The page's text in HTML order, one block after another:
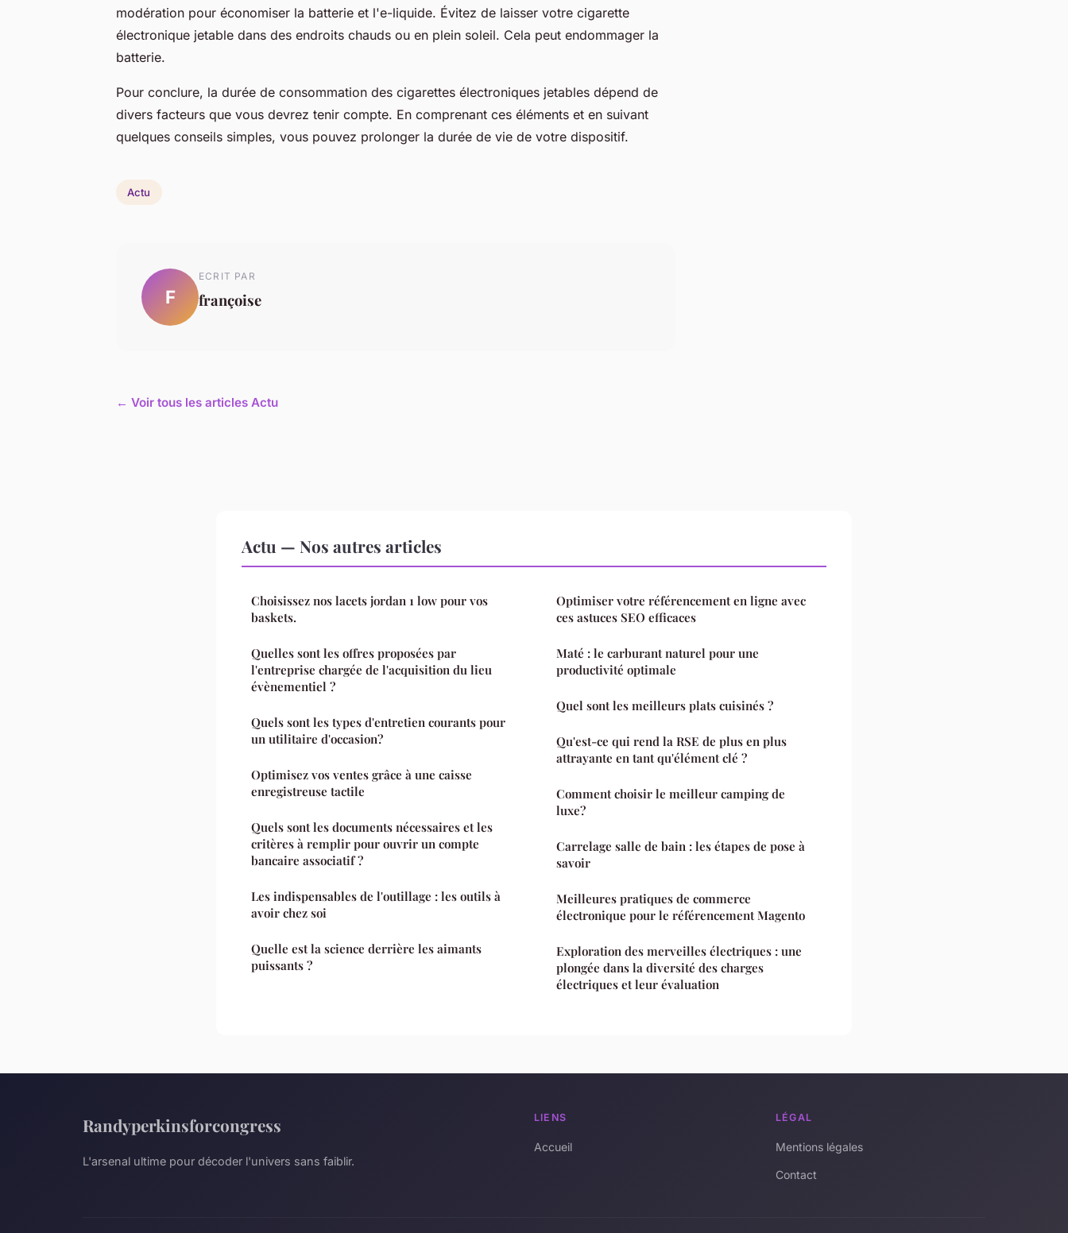
modération pour économiser la batterie et l'e-liquide. Évitez de laisser votre cigarette
électronique jetable dans des endroits chauds ou en plein soleil. Cela peut endommager la
batterie.
Pour conclure, la durée de consommation des cigarettes électroniques jetables dépend de
divers facteurs que vous devrez tenir compte. En comprenant ces éléments et en suivant
quelques conseils simples, vous pouvez prolonger la durée de vie de votre dispositif.
Actu
F
ECRIT PAR
françoise
← Voir tous les articles Actu
Actu — Nos autres articles
Choisissez nos lacets jordan 1 low pour vos
baskets.
Quelles sont les offres proposées par
l'entreprise chargée de l'acquisition du lieu
évènementiel ?
Quels sont les types d'entretien courants pour
un utilitaire d'occasion?
Optimisez vos ventes grâce à une caisse
enregistreuse tactile
Quels sont les documents nécessaires et les
critères à remplir pour ouvrir un compte
bancaire associatif ?
Les indispensables de l'outillage : les outils à
avoir chez soi
Quelle est la science derrière les aimants
puissants ?
Optimiser votre référencement en ligne avec
ces astuces SEO efficaces
Maté : le carburant naturel pour une
productivité optimale
Quel sont les meilleurs plats cuisinés ?
Qu'est-ce qui rend la RSE de plus en plus
attrayante en tant qu'élément clé ?
Comment choisir le meilleur camping de
luxe?
Carrelage salle de bain : les étapes de pose à
savoir
Meilleures pratiques de commerce
électronique pour le référencement Magento
Exploration des merveilles électriques : une
plongée dans la diversité des charges
électriques et leur évaluation
Randyperkinsforcongress
L'arsenal ultime pour décoder l'univers sans faiblir.
LIENS
Accueil
LÉGAL
Mentions légales
Contact